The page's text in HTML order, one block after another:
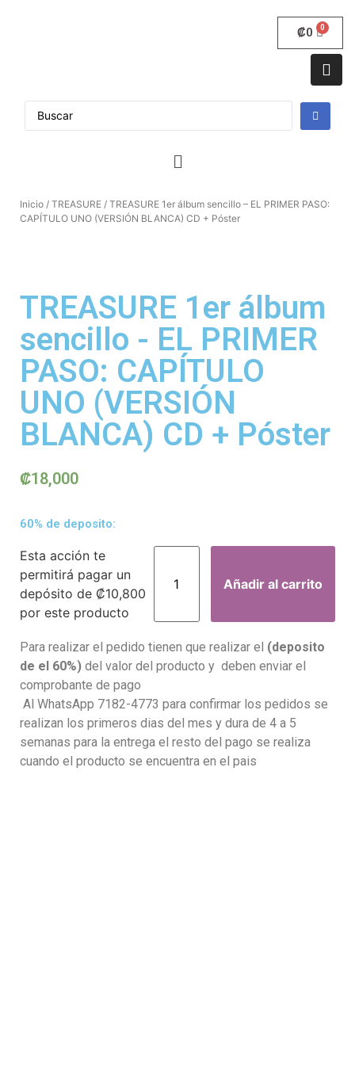
₡0
Inicio / TREASURE / TREASURE 1er álbum sencillo – EL PRIMER PASO:
CAPÍTULO UNO (VERSIÓN BLANCA) CD + Póster
TREASURE 1er álbum
sencillo - EL PRIMER
PASO: CAPÍTULO
UNO (VERSIÓN
BLANCA) CD + Póster
₡18,000
60% de deposito:
Esta acción te
permitirá pagar un
depósito de ₡10,800
por este producto
Añadir al carrito
Para realizar el pedido tienen que realizar el (deposito
de el 60%) del valor del producto y deben enviar el
comprobante de pago
Al WhatsApp 7182-4773 para confirmar los pedidos se
realizan los primeros dias del mes y dura de 4 a 5
semanas para la entrega el resto del pago se realiza
cuando el producto se encuentra en el pais